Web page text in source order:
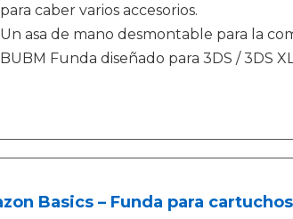
para caber varios accesorios.
Un asa de mano desmontable para la
BUBM Funda diseñado para 3DS / 3DS
Basics – Funda para